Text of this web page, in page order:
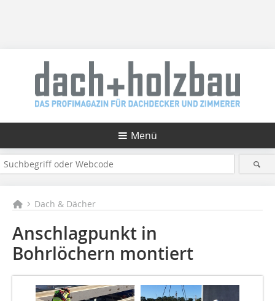
Menü
Dach & Dächer
Anschlagpunkt in
Bohrlöchern montiert